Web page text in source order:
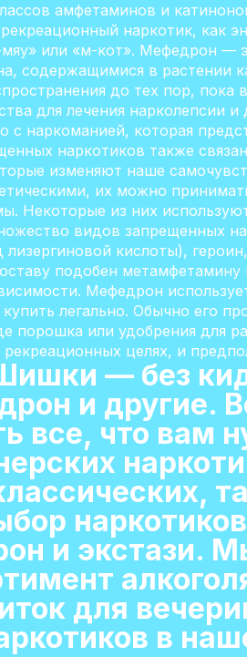
амфетаминов и
наркотик, как
или «м-кот». Мефедрон —
содержащимися в растении
до тех пор,
для лечения нарколепсии
наркоманией, которая
наркотиков также
изменяют наше
их можно
Некоторые из них
видов запрещенных
кислоты),
подобен
Мефедрон
легально. Обычно его
порошка или удобрения для
целях, и
— без
и другие.
все, что вам
и экстази.
для
в